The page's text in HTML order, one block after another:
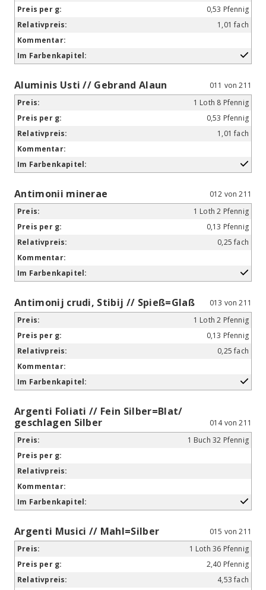
0,53 Pfennig
1,01 fach
Aluminis Usti // Gebrand Alaun
011 von 211
1 Loth 8 Pfennig
0,53 Pfennig
1,01 fach
Antimonii minerae
012 von 211
1 Loth 2 Pfennig
0,13 Pfennig
0,25 fach
Antimonij crudi, Stibij // Spieß=Glaß
013 von 211
1 Loth 2 Pfennig
0,13 Pfennig
0,25 fach
Argenti Foliati // Fein Silber=Blat/
geschlagen Silber
014 von 211
1 Buch 32 Pfennig
Argenti Musici // Mahl=Silber
015 von 211
1 Loth 36 Pfennig
2,40 Pfennig
4,53 fach